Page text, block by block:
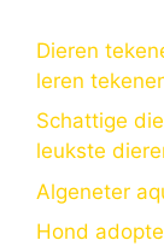
Dieren
leren
Schattige
leukste
Algeneter
Hond